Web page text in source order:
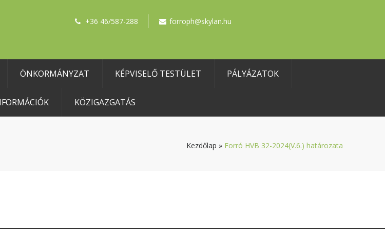
+36 46/587-288 forroph@skylan.hu
ÖNKORMÁNYZAT KÉPVISELŐ TESTÜLET PÁLYÁZATOK
KÖZIGAZGATÁS
Kezdőlap » Forró HVB 32-2024(V.6.) határozata